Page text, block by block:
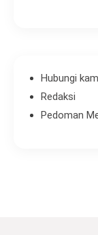
Hubungi
Redaksi
Pedoman